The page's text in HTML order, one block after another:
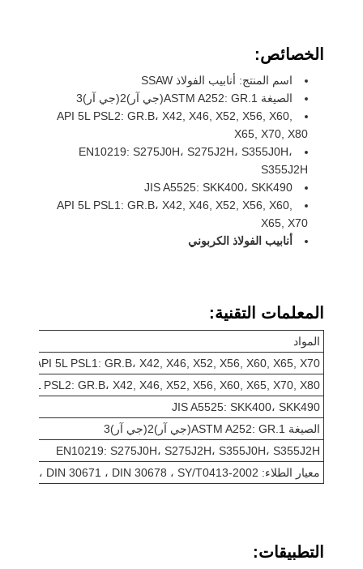
الخصائص:
اسم المنتج: أنابيب الفولاذ SSAW
الصيغة ASTM A252: GR.1(جي آر)2(جي آر)3
API 5L PSL2: GR.B، X42, X46, X52, X56, X60,
X65, X70, X80
EN10219: S275J0H، S275J2H، S355J0H،
S355J2H
JIS A5525: SKK400، SKK490
API 5L PSL1: GR.B، X42, X46, X52, X56, X60,
X65, X70
أنابيب الفولاذ الكربوني
المعلمات التقنية:
المواد
API 5L PSL1: GR.B، X42, X46, X52, X56, X60, X65, X70
API 5L PSL2: GR.B، X42, X46, X52, X56, X60, X65, X70, X80
JIS A5525: SKK400، SKK490
الصيغة ASTM A252: GR.1(جي آر)2(جي آر)3
EN10219: S275J0H، S275J2H، S355J0H، S355J2H
معيار الطلاء: DIN 30670 ، DIN 30671 ، DIN 30678 ، SY/T0413-2002
التطبيقات: